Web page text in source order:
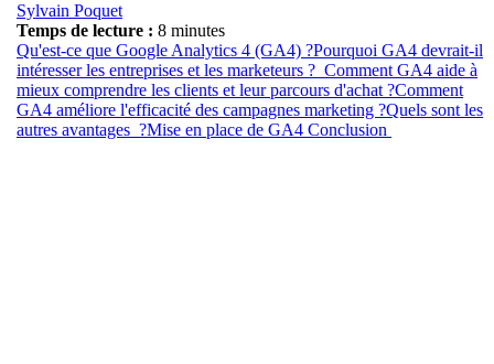
Sylvain Poquet
Temps de lecture : 8 minutes
Qu'est-ce que Google Analytics 4 (GA4) ?Pourquoi GA4 devrait-il
intéresser les entreprises et les marketeurs ? Comment GA4 aide à
mieux comprendre les clients et leur parcours d'achat ?Comment
GA4 améliore l'efficacité des campagnes marketing ?Quels sont les
autres avantages ?Mise en place de GA4 Conclusion